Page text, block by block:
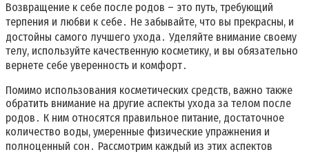
Возвращение к себе после родов – это путь, требующий
терпения и любви к себе․ Не забывайте, что вы прекрасны, и
достойны самого лучшего ухода․ Уделяйте внимание своему
телу, используйте качественную косметику, и вы обязательно
вернете себе уверенность и комфорт․
Помимо использования косметических средств, важно также
обратить внимание на другие аспекты ухода за телом после
родов․ К ним относятся правильное питание, достаточное
количество воды, умеренные физические упражнения и
полноценный сон․ Рассмотрим каждый из этих аспектов